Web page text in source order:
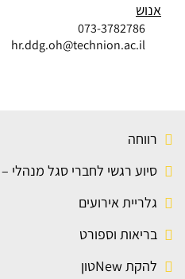
רווחה
סיוע רגשי לחברי סגל מנהלי
גלריית אירועים
בריאות וספורט
להקת Newטון
אנוש
073-3782786
hr.ddg.oh@technion.ac.il